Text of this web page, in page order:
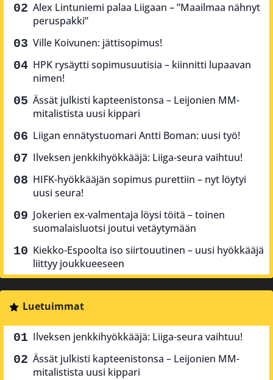
Alex Lintuniemi palaa Liigaan – ”Maailmaa nähnyt
peruspakki”
Ville Koivunen: jättisopimus!
HPK rysäytti sopimusuutisia – kiinnitti lupaavan
nimen!
Ässät julkisti kapteenistonsa – Leijonien MM-
mitalistista uusi kippari
Liigan ennätystuomari Antti Boman: uusi työ!
Ilveksen jenkkihyökkääjä: Liiga-seura vaihtuu!
HIFK-hyökkääjän sopimus purettiin – nyt löytyi
uusi seura!
Jokerien ex-valmentaja löysi töitä – toinen
suomalaisluotsi joutui vetäytymään
Kiekko-Espoolta iso siirtouutinen – uusi hyökkääjä
liittyy joukkueeseen
Luetuimmat
Ilveksen jenkkihyökkääjä: Liiga-seura vaihtuu!
Ässät julkisti kapteenistonsa – Leijonien MM-
mitalistista uusi kippari